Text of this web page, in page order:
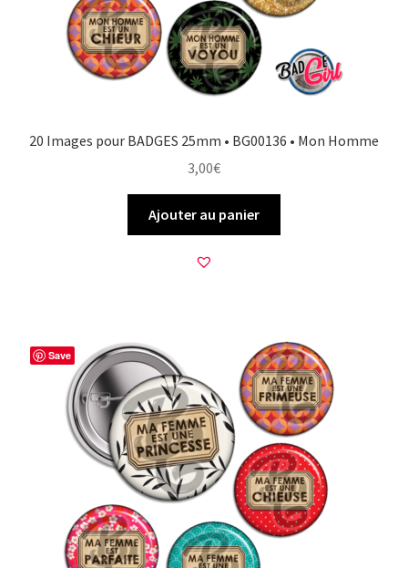
20 Images pour BADGES 25mm • BG00136 • Mon Homme
3,00€
Ajouter au panier
Save